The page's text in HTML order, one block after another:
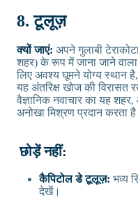
8. टूलूज़
क्यों जाएं: अपने गुलाबी
शहर) के रूप में जाना जाने
लिए अवश्य घूमने योग्य स्थान
यह अंतरिक्ष खोज की
वैज्ञानिक नवाचार का यह
अनोखा मिश्रण प्रदान करता
छोड़ें नहीं:
कैपिटोल डे टूलूज़: भव्य
देखें।